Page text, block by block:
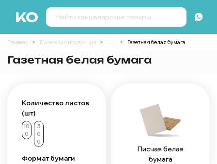
Главная Бумажная продукция ... Газетная белая бумага
Газетная белая бумага
Количество листов
(шт)
10
0
5
0
0
Формат бумаги
Писчая белая
бумага